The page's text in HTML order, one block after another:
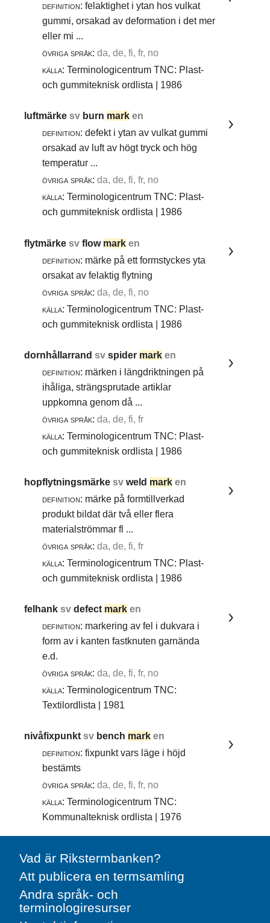
definition: felaktighet i ytan hos vulkat
gummi, orsakad av deformation i det mer
eller mi ...
övriga språk: da, de, fi, fr, no
källa: Terminologicentrum TNC: Plast-
och gummiteknisk ordlista | 1986
luftmärkesv burn mark en
definition: defekt i ytan av vulkat gummi
orsakad av luft av högt tryck och hög
temperatur ...
övriga språk: da, de, fi, fr, no
källa: Terminologicentrum TNC: Plast-
och gummiteknisk ordlista | 1986
flytmärkesvflow mark en
definition: märke på ett formstyckes yta
orsakat av felaktig flytning
övriga språk: da, de, fi, no
källa: Terminologicentrum TNC: Plast-
och gummiteknisk ordlista | 1986
dornhållarrandsvspider mark en
definition: märken i längdriktningen på
ihåliga, strängsprutade artiklar
uppkomna genom då ...
övriga språk: da, de, fi, fr
källa: Terminologicentrum TNC: Plast-
och gummiteknisk ordlista | 1986
hopflytningsmärkesvweld mark en
definition: märke på formtillverkad
produkt bildat där två eller flera
materialströmmar fl ...
övriga språk: da, de, fi, fr
källa: Terminologicentrum TNC: Plast-
och gummiteknisk ordlista | 1986
felhanksvdefect mark en
definition: markering av fel i dukvara i
form av i kanten fastknuten garnända
e.d.
övriga språk: da, de, fi, fr, no
källa: Terminologicentrum TNC:
Textilordlista | 1981
nivåfixpunktsv bench mark en
definition: fixpunkt vars läge i höjd
bestämts
övriga språk: da, de, fi, fr, no
källa: Terminologicentrum TNC:
Kommunalteknisk ordlista | 1976
Vad är Rikstermbanken?
Att publicera en termsamling
Andra språk- och
terminologiresurser